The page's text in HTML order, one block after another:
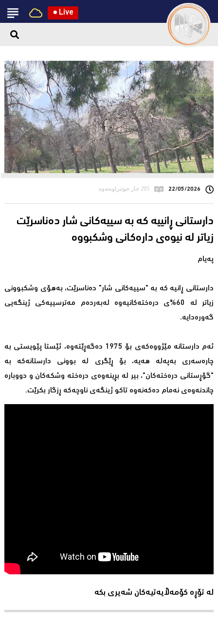
● Live
22/05/2026 295 جار خوێنراوەتەوە
دارستانی ڕانییە كە بە سییەكانی شار دەناسرێت
زیاتر لە نیوەی دارەکانى وشكبووە
پەیام
دارستانی ڕانیە كە بە "سییەكانی شار" دەناسرێت، بەهۆی وشكبوونی
زیاتر لە 60%ی درەختەكانیەوە لەبەردەم مەترسییەكی ژینگەیی
گەورەدایە.
ئەم دارستانە مێژووەكەی بۆ 1975 دەگەڕێتەوە، ئێستا پێویستی بە
چارەسەری بەپەلە هەیە، بۆ ڕێگری لە بوونی دارستانەكە بە
"گۆڕستانی درەختەكان"، بیر لە بڕینەوەی درەختە وشكەكان و دووبارە
چاندنەوەی نەمام دەكەنەوە تاكو ژینگەی ناوچەكە ڕزگار بكرێت.
لە تۆڕە کۆمەڵایەتیەکان شەیری بکە